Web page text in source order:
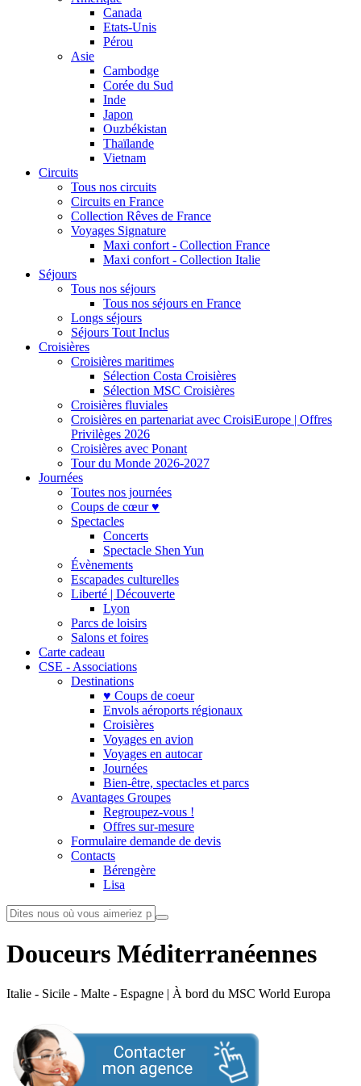
Canada
Etats-Unis
Pérou
Asie
Cambodge
Corée du Sud
Inde
Japon
Ouzbékistan
Thaïlande
Vietnam
Circuits
Tous nos circuits
Circuits en France
Collection Rêves de France
Voyages Signature
Maxi confort - Collection France
Maxi confort - Collection Italie
Séjours
Tous nos séjours
Tous nos séjours en France
Longs séjours
Séjours Tout Inclus
Croisières
Croisières maritimes
Sélection Costa Croisières
Sélection MSC Croisières
Croisières fluviales
Croisières en partenariat avec CroisiEurope | Offres
Privilèges 2026
Croisières avec Ponant
Tour du Monde 2026-2027
Journées
Toutes nos journées
Coups de cœur ♥
Spectacles
Concerts
Spectacle Shen Yun
Évènements
Escapades culturelles
Liberté | Découverte
Lyon
Parcs de loisirs
Salons et foires
Carte cadeau
CSE - Associations
Destinations
♥ Coups de coeur
Envols aéroports régionaux
Croisières
Voyages en avion
Voyages en autocar
Journées
Bien-être, spectacles et parcs
Avantages Groupes
Regroupez-vous !
Offres sur-mesure
Formulaire demande de devis
Contacts
Bérengère
Lisa
Douceurs Méditerranéennes
Italie - Sicile - Malte - Espagne | À bord du MSC World Europa